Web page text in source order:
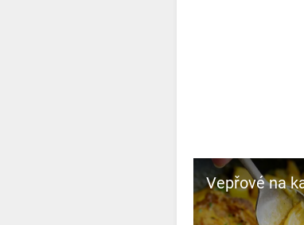
Vepřové na